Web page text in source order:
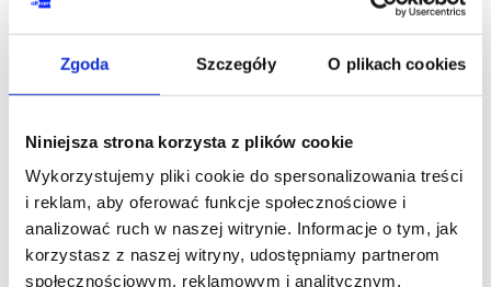
Zgoda Szczegóły O plikach cookies
Niniejsza strona korzysta z plików cookie
Wykorzystujemy pliki cookie do spersonalizowania treści
i reklam, aby oferować funkcje społecznościowe i
analizować ruch w naszej witrynie. Informacje o tym, jak
korzystasz z naszej witryny, udostępniamy partnerom
społecznościowym, reklamowym i analitycznym.
PL
od 1 600,00PLN
1 968,00PLN brutto)